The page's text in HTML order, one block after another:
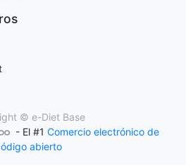
© e-Diet Base
- El #1 Comercio electrónico de
abierto